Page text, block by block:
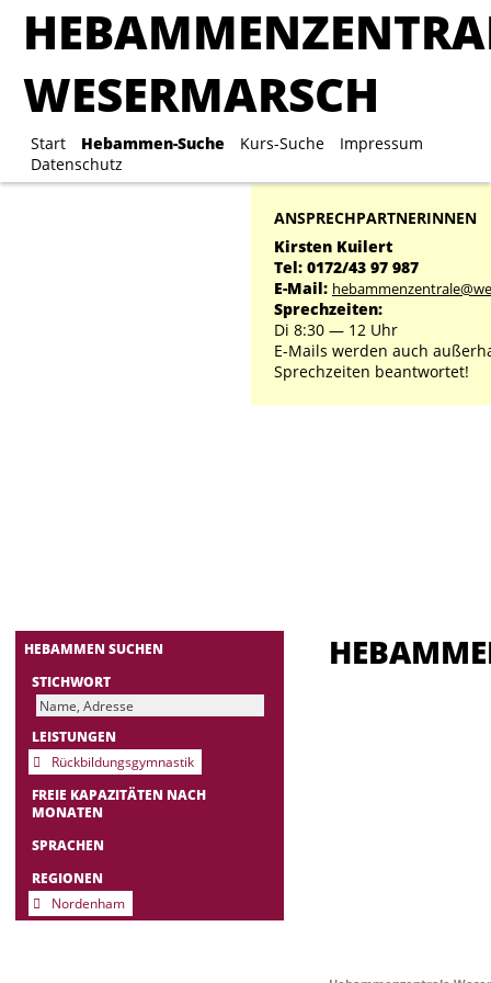
WESERMARSCH
Start Hebammen-Suche Kurs-Suche
Impressum
Datenschutz
WESERMARSCH
Start Hebammen-Suche Kurs-Suche
ANSPRECHPARTNERINNEN
Kirsten Kuilert
Tel: 0172/43 97 987
E-Mail:
Sprechzeiten:
Di 8:30 ― 12 Uhr
E-Mails werden auch
Sprechzeiten beantwortet!
HEBAMMEN SUCHEN
STICHWORT
LEISTUNGEN
Rückbildungsgymnastik
FREIE KAPAZITÄTEN NACH
MONATEN
SPRACHEN
REGIONEN
Nordenham